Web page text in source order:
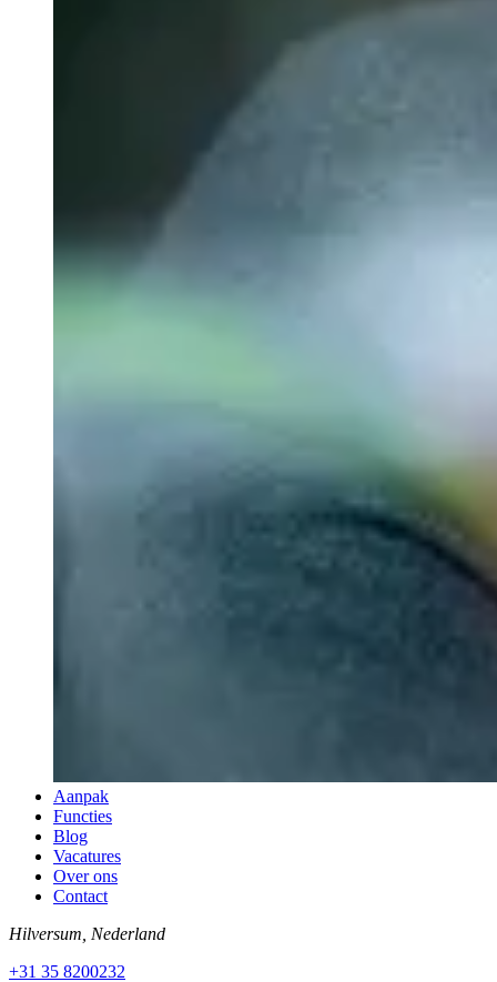
Aanpak
Functies
Blog
Vacatures
Over ons
Contact
Hilversum, Nederland
+31 35 8200232